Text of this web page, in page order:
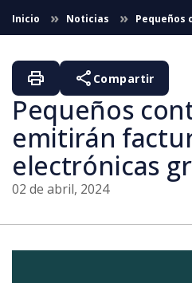
Saltar al contenido principal
Inicio Noticias
facturas electrónicas
Pequeños
emitirán
electrónicas
02 de abril, 2024
print share Compartir